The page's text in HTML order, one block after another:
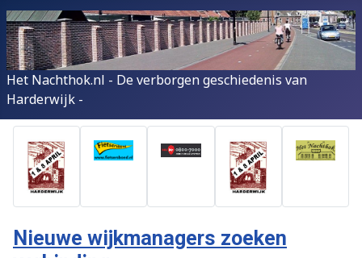
Het Nachthok.nl - De verborgen geschiedenis van
Harderwijk -
Nieuwe wijkmanagers zoeken